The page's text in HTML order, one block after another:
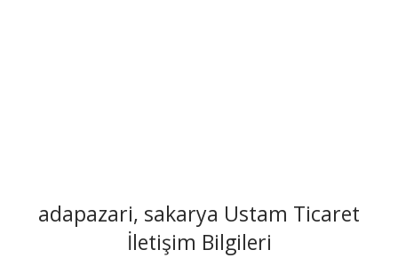
adapazari, sakarya Ustam Ticaret
İletişim Bilgileri